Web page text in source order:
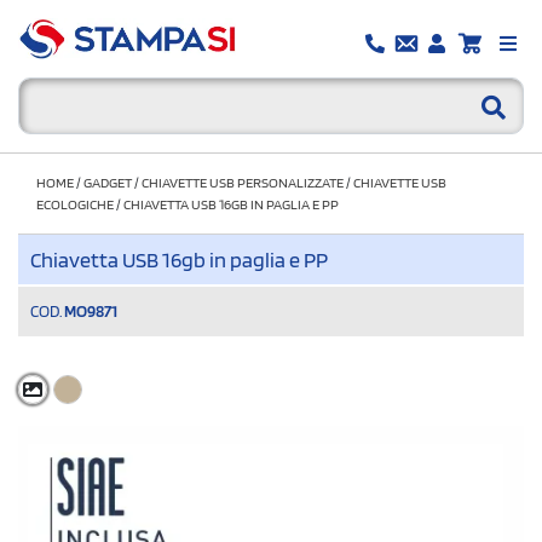
HOME/GADGET/CHIAVETTE USB PERSONALIZZATE/CHIAVETTE USB
ECOLOGICHE/CHIAVETTA USB 16GB IN PAGLIA E PP
Chiavetta USB 16gb in paglia e PP
COD. MO9871